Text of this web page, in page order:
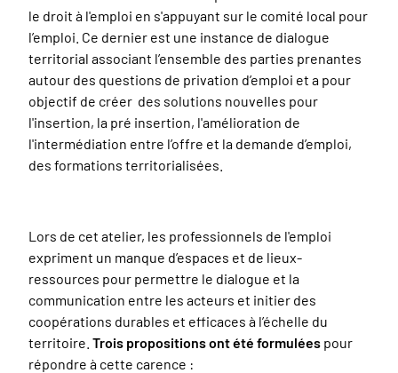
le droit à l'emploi en s'appuyant sur le comité local pour
l’emploi. Ce dernier est une instance de dialogue
territorial associant l’ensemble des parties prenantes
autour des questions de privation d’emploi et a pour
objectif de créer des solutions nouvelles pour
l'insertion, la pré insertion, l'amélioration de
l'intermédiation entre l’offre et la demande d’emploi,
des formations territorialisées.
Lors de cet atelier, les professionnels de l'emploi
expriment un manque d’espaces et de lieux-
ressources pour permettre le dialogue et la
communication entre les acteurs et initier des
coopérations durables et efficaces à l’échelle du
territoire. Trois propositions ont été formulées pour
répondre à cette carence :